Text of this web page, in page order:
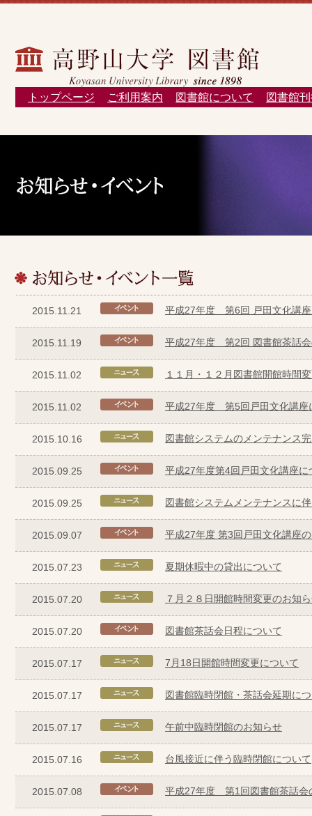
トップページ ご利用案内 図書館について 図書館
2015.11.21 平成27年度 第6回 戸田文化講
2015.11.19 平成27年度 第2回 図書館茶話
2015.11.02 １１月・１２月図書館開館時間
2015.11.02 平成27年度 第5回戸田文化講座
2015.10.16 図書館システムのメンテナンス
2015.09.25 平成27年度第4回戸田文化講座に
2015.09.25 図書館システムメンテナンスに
2015.09.07 平成27年度 第3回戸田文化講座
2015.07.23 夏期休暇中の貸出について
2015.07.20 ７月２８日開館時間変更のお知
2015.07.20 図書館茶話会日程について
2015.07.17 7月18日開館時間変更について
2015.07.17 図書館臨時閉館・茶話会延期に
2015.07.17 午前中臨時閉館のお知らせ
2015.07.16 台風接近に伴う臨時閉館について
2015.07.08 平成27年度 第1回図書館茶話会